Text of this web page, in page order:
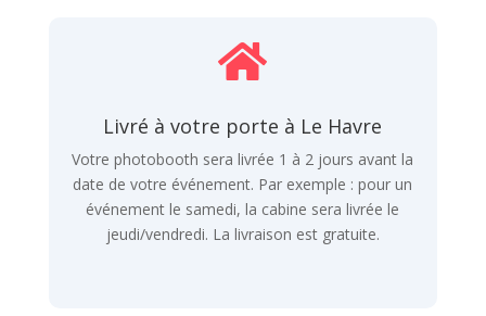

Livré à votre porte à Le Havre
Votre photobooth sera livrée 1 à 2 jours avant la
date de votre événement. Par exemple : pour un
événement le samedi, la cabine sera livrée le
jeudi/vendredi. La livraison est gratuite.